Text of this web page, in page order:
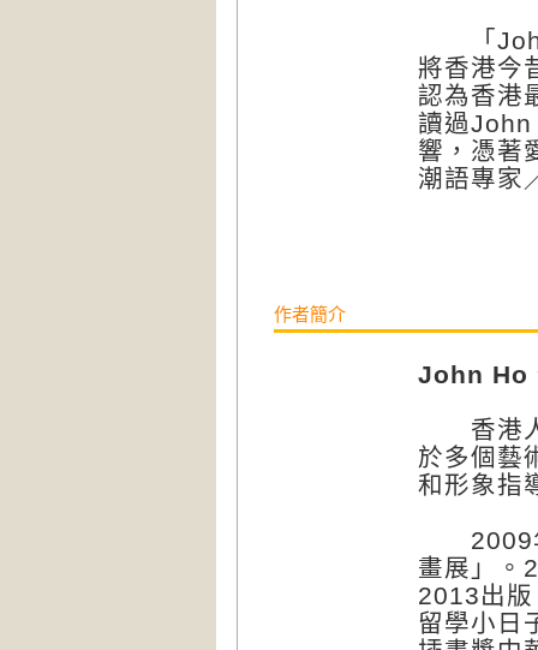
「John
將香港今
認為香港
讀過John
響，憑著
潮語專
作者簡介
John Ho
香港人
於多個藝
和形象指
2009年
畫展」。
2013出
留學小日